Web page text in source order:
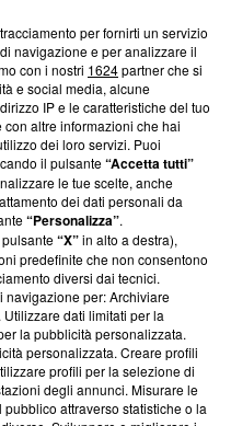
su Blasting
e su come ci impegniamo a
la nostra aderenza a
Blasting News non è
ha richiesto di farne
effettuato una verifica di
per fornirti un servizio
navigazione e per analizzare il
con i nostri 1624partner che si
e social media, alcune
IP e le caratteristiche del tuo
altre informazioni che hai
dei loro servizi. Puoi
il pulsante“Accetta tutti”
le tue scelte, anche
dei dati personali da
“Personalizza”.
“X”in alto a destra),
predefinite che non consentono
diversi dai tecnici.
navigazione per: Archiviare
dati limitati per la
la pubblicità personalizzata.
personalizzata. Creare profili
profili per la selezione di
degli annunci. Misurare le
attraverso statistiche o la